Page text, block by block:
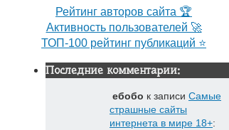
Рейтинг авторов сайта 🏆
Активность пользователей 🚀
ТОП-100 рейтинг публикаций ⭐
Последние комментарии:
ебобо к записи Самые
страшные сайты
интернета в мире 18+: